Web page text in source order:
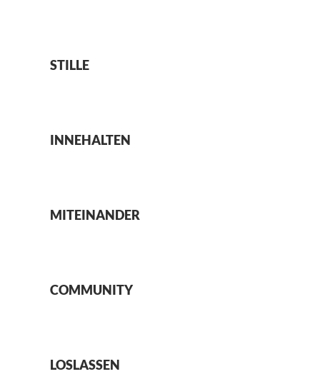
STILLE
INNEHALTEN
MITEINANDER
COMMUNITY
LOSLASSEN